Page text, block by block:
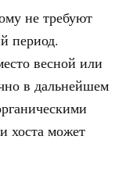
не требуют
период.
весной или
в дальнейшем
хоста может